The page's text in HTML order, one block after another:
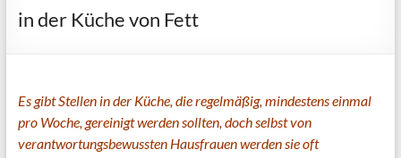
in der Küche von Fett
Es gibt Stellen in der Küche, die regelmäßig, mindestens einmal
pro Woche, gereinigt werden sollten, doch selbst von
verantwortungsbewussten Hausfrauen werden sie oft